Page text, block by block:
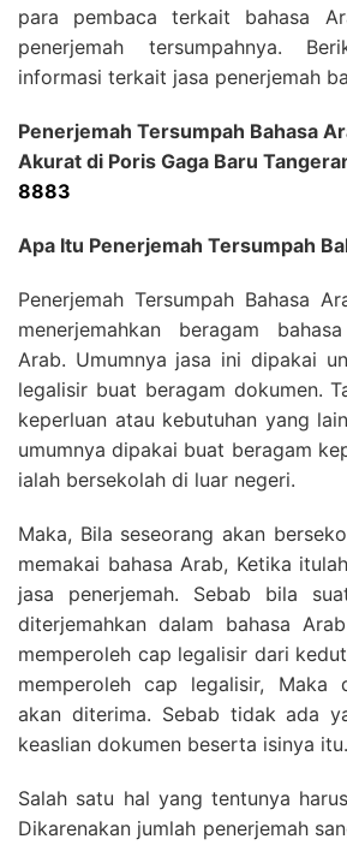
para pembaca terkait bahasa
penerjemah tersumpahnya.
informasi terkait jasa penerjemah
Penerjemah Tersumpah Bahasa
Akurat di Poris Gaga Baru
8883
Apa Itu Penerjemah Tersumpah
Penerjemah Tersumpah Bahasa
menerjemahkan beragam
Arab. Umumnya jasa ini dipakai
legalisir buat beragam dokumen.
keperluan atau kebutuhan yang
umumnya dipakai buat beragam
ialah bersekolah di luar negeri.
Maka, Bila seseorang akan
memakai bahasa Arab, Ketika
jasa penerjemah. Sebab bila
diterjemahkan dalam bahasa
memperoleh cap legalisir dari
memperoleh cap legalisir, Maka
akan diterima. Sebab tidak ada
keaslian dokumen beserta isinya itu.
Salah satu hal yang tentunya
Dikarenakan jumlah penerjemah